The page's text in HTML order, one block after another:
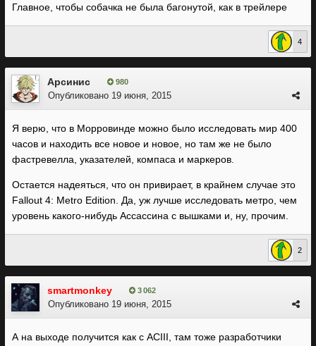
Главное, чтобы собачка не была багонутой, как в трейлере
4
Арсинис 980
Опубликовано 19 июня, 2015
Я верю, что в Морровинде можно было исследовать мир 400
часов и находить все новое и новое, но там же не было
фастревелла, указателей, компаса и маркеров.
Остается надеяться, что он привирает, в крайнем случае это
Fallout 4: Metro Edition. Да, уж лучше исследовать метро, чем
уровень какого-нибудь Ассассина с вышками и, ну, прочим.
2
smartmonkey 3 062
Опубликовано 19 июня, 2015
А на выходе получится как с ACIII, там тоже разработчики